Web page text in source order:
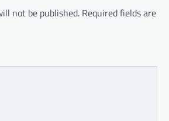
not be published. Required fields are